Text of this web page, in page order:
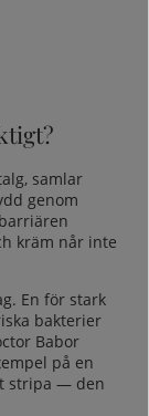
samlar
genom
kräm når inte
En för stark
bakterier
Babor
på en
stripa — den